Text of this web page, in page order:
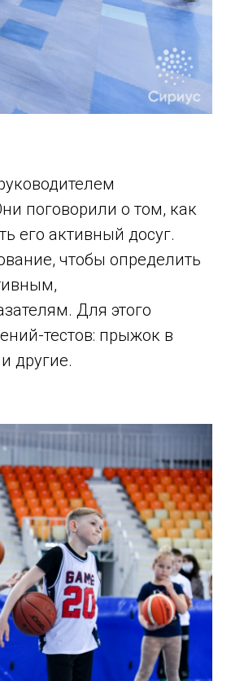
поговорили о том, как
его активный досуг.
чтобы определить
Для этого
тестов: прыжок в
другие.